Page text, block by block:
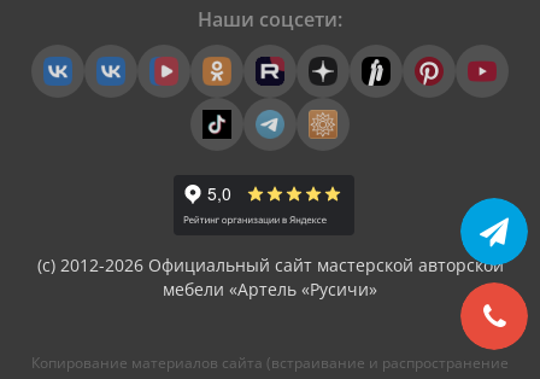
(с) 2012-2026 Официальный сайт мастерской авторской
мебели «Артель «Русичи»
Наши соцсети:
Копирование материалов сайта (встраивание и распространение